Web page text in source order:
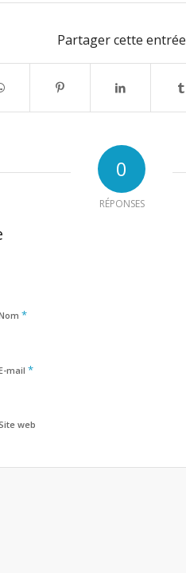
Partager cette entrée
0
RÉPONSES
*
mail *
web